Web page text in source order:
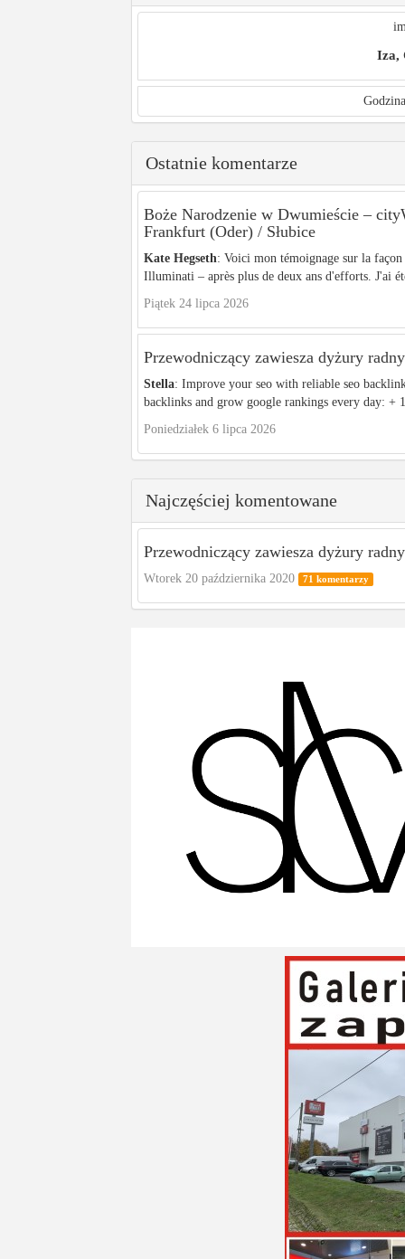
Iza,
Ostatnie komentarze
Boże Narodzenie w Dwumieście –
Frankfurt (Oder) / Słubice
Kate Hegseth: Voici mon témoignage sur la
Illuminati – après plus de deux ans d'efforts. J'ai
Piątek 24 lipca 2026
Przewodniczący zawiesza dyżury
Stella: Improve your seo with reliable seo
backlinks and grow google rankings every day: +
Poniedziałek 6 lipca 2026
Najczęściej komentowane
Przewodniczący zawiesza dyżury
Wtorek 20 października 2020 71 komentarzy